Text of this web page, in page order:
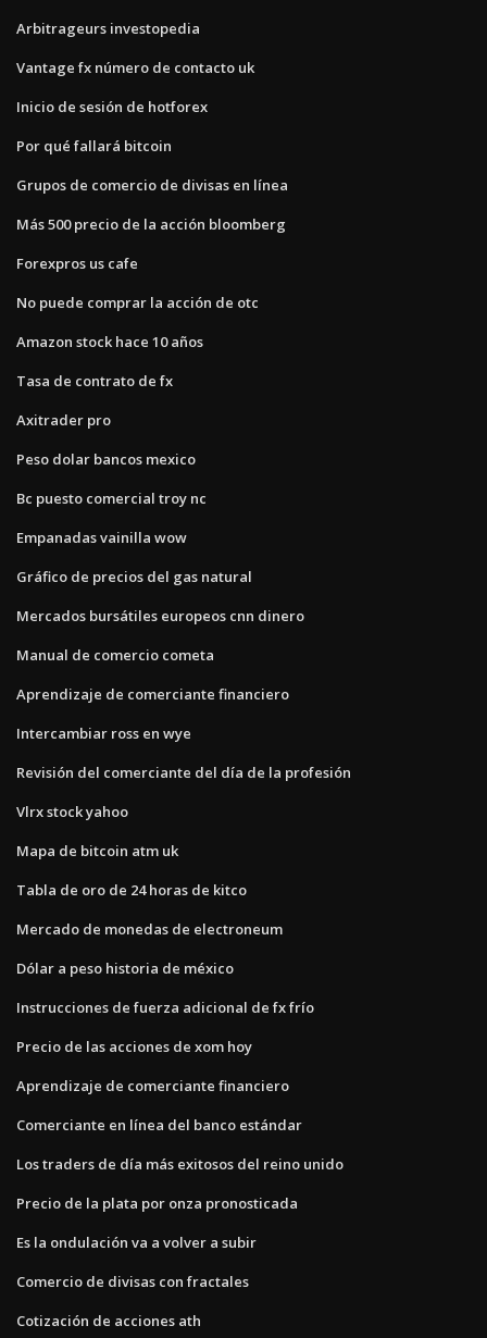
Arbitrageurs investopedia
Vantage fx número de contacto uk
Inicio de sesión de hotforex
Por qué fallará bitcoin
Grupos de comercio de divisas en línea
Más 500 precio de la acción bloomberg
Forexpros us cafe
No puede comprar la acción de otc
Amazon stock hace 10 años
Tasa de contrato de fx
Axitrader pro
Peso dolar bancos mexico
Bc puesto comercial troy nc
Empanadas vainilla wow
Gráfico de precios del gas natural
Mercados bursátiles europeos cnn dinero
Manual de comercio cometa
Aprendizaje de comerciante financiero
Intercambiar ross en wye
Revisión del comerciante del día de la profesión
Vlrx stock yahoo
Mapa de bitcoin atm uk
Tabla de oro de 24 horas de kitco
Mercado de monedas de electroneum
Dólar a peso historia de méxico
Instrucciones de fuerza adicional de fx frío
Precio de las acciones de xom hoy
Aprendizaje de comerciante financiero
Comerciante en línea del banco estándar
Los traders de día más exitosos del reino unido
Precio de la plata por onza pronosticada
Es la ondulación va a volver a subir
Comercio de divisas con fractales
Cotización de acciones ath